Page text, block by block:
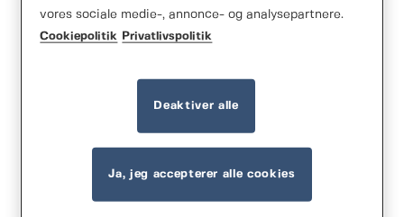
vores sociale medie-, annonce- og analysepartnere.
Cookiepolitik Privatlivspolitik
Deaktiver alle
Ja, jeg accepterer alle cookies